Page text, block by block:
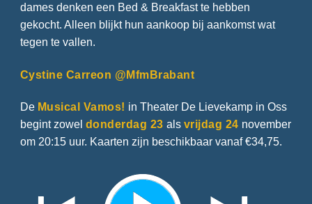
dames denken een Bed & Breakfast te hebben
gekocht. Alleen blijkt hun aankoop bij aankomst wat
tegen te vallen.
Cystine Carreon @MfmBrabant
De Musical Vamos! in Theater De Lievekamp in Oss
begint zowel donderdag 23 als vrijdag 24 november
om 20:15 uur. Kaarten zijn beschikbaar vanaf €34,75.